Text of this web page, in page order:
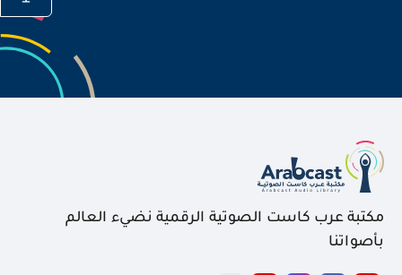
مكتبة عرب كاست الصوتية الرقمية نضيء العالم
بأصواتنا